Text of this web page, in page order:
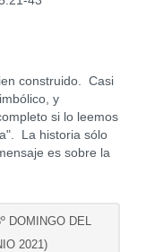
construido. Casi
y
si lo leemos
La historia sólo
es sobre la
DOMINGO DEL
2021)